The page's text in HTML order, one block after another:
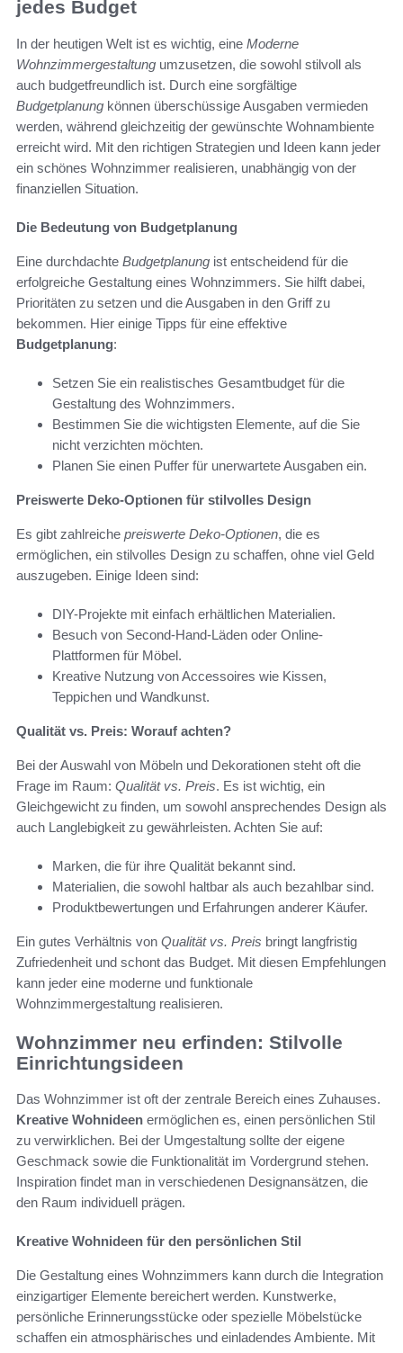
jedes Budget
In der heutigen Welt ist es wichtig, eine Moderne
Wohnzimmergestaltung umzusetzen, die sowohl stilvoll als
auch budgetfreundlich ist. Durch eine sorgfältige
Budgetplanung können überschüssige Ausgaben vermieden
werden, während gleichzeitig der gewünschte Wohnambiente
erreicht wird. Mit den richtigen Strategien und Ideen kann jeder
ein schönes Wohnzimmer realisieren, unabhängig von der
finanziellen Situation.
Die Bedeutung von Budgetplanung
Eine durchdachte Budgetplanung ist entscheidend für die
erfolgreiche Gestaltung eines Wohnzimmers. Sie hilft dabei,
Prioritäten zu setzen und die Ausgaben in den Griff zu
bekommen. Hier einige Tipps für eine effektive
Budgetplanung:
Setzen Sie ein realistisches Gesamtbudget für die
Gestaltung des Wohnzimmers.
Bestimmen Sie die wichtigsten Elemente, auf die Sie
nicht verzichten möchten.
Planen Sie einen Puffer für unerwartete Ausgaben ein.
Preiswerte Deko-Optionen für stilvolles Design
Es gibt zahlreiche preiswerte Deko-Optionen, die es
ermöglichen, ein stilvolles Design zu schaffen, ohne viel Geld
auszugeben. Einige Ideen sind:
DIY-Projekte mit einfach erhältlichen Materialien.
Besuch von Second-Hand-Läden oder Online-
Plattformen für Möbel.
Kreative Nutzung von Accessoires wie Kissen,
Teppichen und Wandkunst.
Qualität vs. Preis: Worauf achten?
Bei der Auswahl von Möbeln und Dekorationen steht oft die
Frage im Raum: Qualität vs. Preis. Es ist wichtig, ein
Gleichgewicht zu finden, um sowohl ansprechendes Design als
auch Langlebigkeit zu gewährleisten. Achten Sie auf:
Marken, die für ihre Qualität bekannt sind.
Materialien, die sowohl haltbar als auch bezahlbar sind.
Produktbewertungen und Erfahrungen anderer Käufer.
Ein gutes Verhältnis von Qualität vs. Preis bringt langfristig
Zufriedenheit und schont das Budget. Mit diesen Empfehlungen
kann jeder eine moderne und funktionale
Wohnzimmergestaltung realisieren.
Wohnzimmer neu erfinden: Stilvolle
Einrichtungsideen
Das Wohnzimmer ist oft der zentrale Bereich eines Zuhauses.
Kreative Wohnideen ermöglichen es, einen persönlichen Stil
zu verwirklichen. Bei der Umgestaltung sollte der eigene
Geschmack sowie die Funktionalität im Vordergrund stehen.
Inspiration findet man in verschiedenen Designansätzen, die
den Raum individuell prägen.
Kreative Wohnideen für den persönlichen Stil
Die Gestaltung eines Wohnzimmers kann durch die Integration
einzigartiger Elemente bereichert werden. Kunstwerke,
persönliche Erinnerungsstücke oder spezielle Möbelstücke
schaffen ein atmosphärisches und einladendes Ambiente. Mit